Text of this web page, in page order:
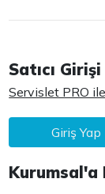
Satıcı Girişi
Servislet PRO
Giriş Yap
Kurumsal'a